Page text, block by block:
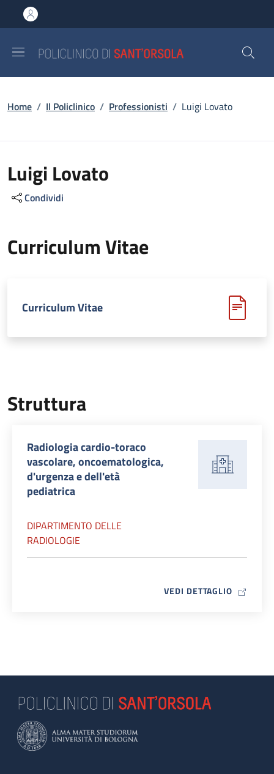
al contenuto principale
to footer content
Briciole di pane
Home / Il Policlinico / Professionisti / Luigi Lovato
Luigi Lovato
Condividi
Curriculum Vitae
Curriculum Vitae
Struttura
Radiologia cardio-toraco
vascolare, oncoematologica,
d'urgenza e dell'età
pediatrica
DIPARTIMENTO DELLE
RADIOLOGIE
VEDI DETTAGLIO MAP ICON